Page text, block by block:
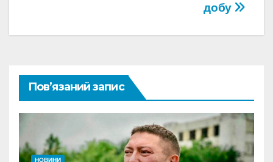
добу
Пов’язаний запис
НОВИНИ